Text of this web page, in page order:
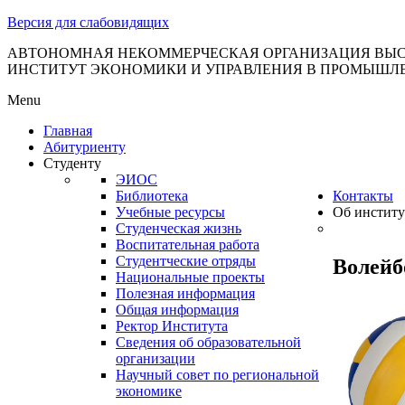
Версия для слабовидящих
АВТОНОМНАЯ НЕКОММЕРЧЕСКАЯ ОРГАНИЗАЦИЯ
ИНСТИТУТ ЭКОНОМИКИ И УПРАВЛЕНИЯ В
Menu
Главная
Абитуриенту
Студенту
ЭИОС
Библиотека
Учебные ресурсы
Студенческая жизнь
Воспитательная работа
Студентческие отряды
Национальные проекты
Полезная информация
Контакты
Об
Общая информация
Ректор Института
Сведения об образовательной
организации
Научный совет по региональной
экономике